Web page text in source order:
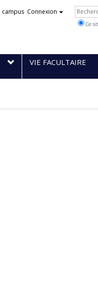
campus Connexion
Ce
VIE FACULTAIRE